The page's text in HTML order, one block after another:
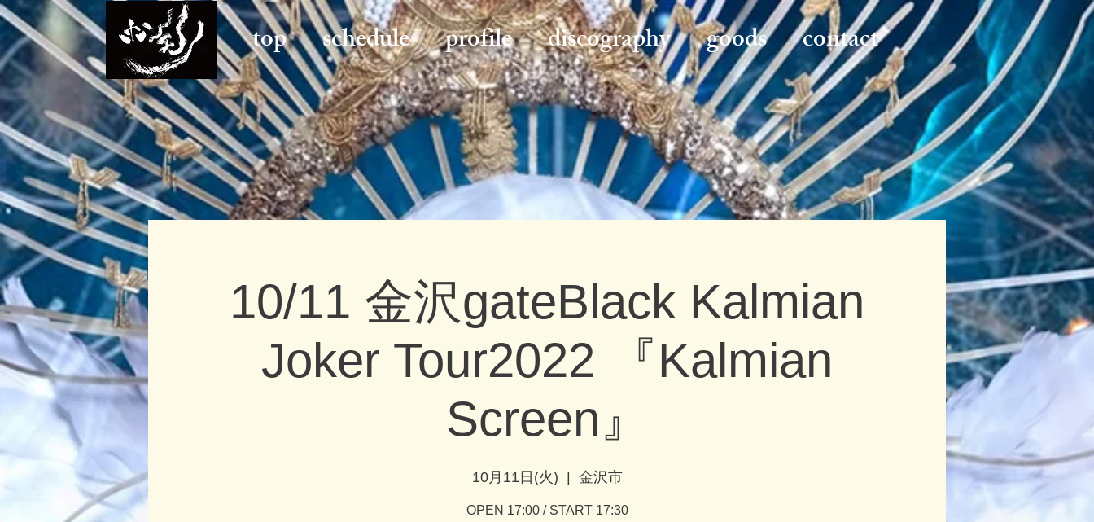
top schedule profile discography goods contact
10/11 金沢gateBlack Kalmian
Joker Tour2022 『Kalmian
Screen』
10月11日(火) 金沢市
OPEN 17:00 / START 17:30